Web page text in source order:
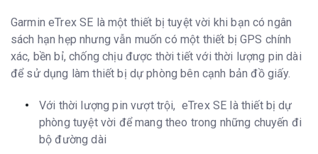
Tọa độ điểm/
điểm yêu thích/
địa điểm
1,000
Các hành trình
50
Hoạt động
200
Điều hướng tuyến
đường
v
Garmin eTrex SE là một thiết bị tuyệt vời khi bạn có ngân
sách hạn hẹp nhưng vẫn muốn có một thiết bị GPS chính
xác, bền bỉ, chống chịu được thời tiết với thời lượng pin dài
để sử dụng làm thiết bị dự phòng bên cạnh bản đồ giấy.
Với thời lượng pin vượt trội, eTrex SE là thiết bị dự
phòng tuyệt vời để mang theo trong những chuyến đi
bộ đường dài